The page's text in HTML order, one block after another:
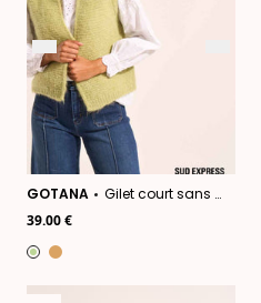
GOTANA
Gilet court sans manches en mohair
39.00 €